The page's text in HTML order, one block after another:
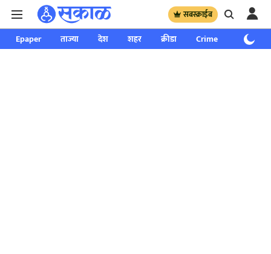
सबस्क्राईब
Epaper ताज्या देश शहर क्रीडा Crime साप्ताहिक